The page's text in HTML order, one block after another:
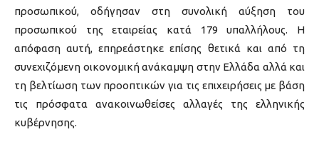
προσωπικού, οδήγησαν στη συνολική αύξηση του
προσωπικού της εταιρείας κατά 179 υπαλλήλους. Η
απόφαση αυτή, επηρεάστηκε επίσης θετικά και από τη
συνεχιζόμενη οικονομική ανάκαμψη στην Ελλάδα αλλά και
τη βελτίωση των προοπτικών για τις επιχειρήσεις με βάση
τις πρόσφατα ανακοινωθείσες αλλαγές της ελληνικής
κυβέρνησης.